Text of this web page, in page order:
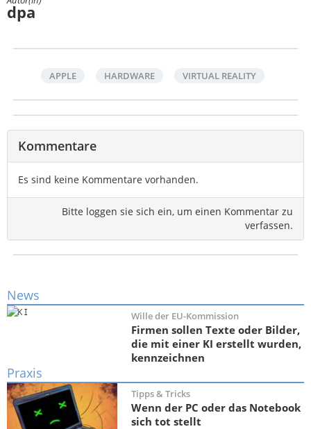
dpa
APPLE HARDWARE VIRTUAL REALITY
Kommentare
Es sind keine Kommentare vorhanden.
Bitte loggen sie sich ein, um einen Kommentar zu
verfassen.
News
Wille der EU-Kommission
Firmen sollen Texte oder Bilder,
die mit einer KI erstellt wurden,
kennzeichnen
Praxis
Tipps & Tricks
Wenn der PC oder das Notebook
sich tot stellt